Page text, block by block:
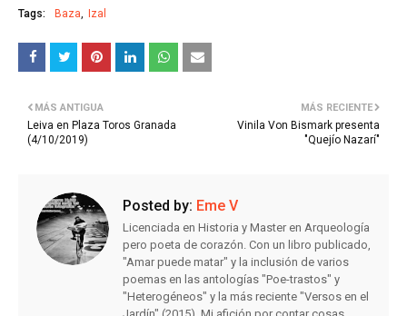
Tags: Baza Izal
MÁS RECIENTE
Vinila Von Bismark presenta
"Quejío Nazarí"
MÁS ANTIGUA
Leiva en Plaza Toros Granada
(4/10/2019)
Posted by: Eme V
Licenciada en Historia y Master en Arqueología
pero poeta de corazón. Con un libro publicado,
"Amar puede matar" y la inclusión de varios
poemas en las antologías "Poe-trastos" y
"Heterogéneos" y la más reciente "Versos en el